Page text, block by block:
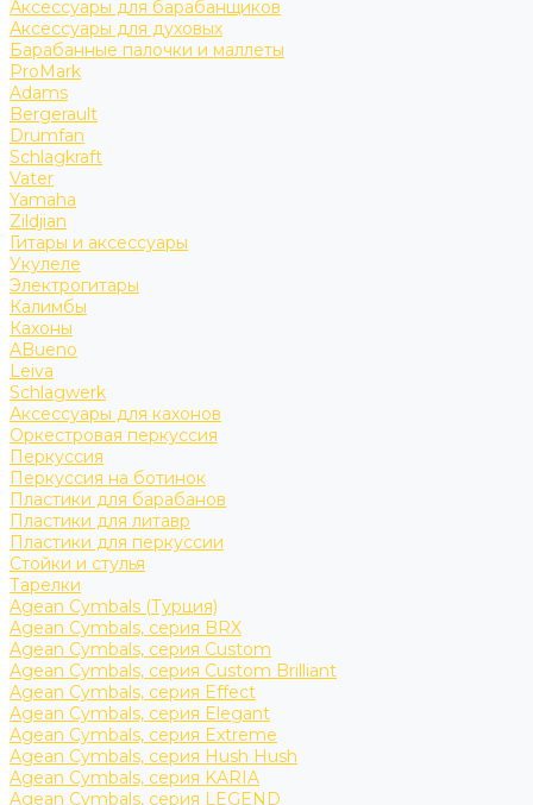
Аксессуары для барабанщиков
Аксессуары для духовых
Барабанные палочки и маллеты
ProMark
Adams
Bergerault
Drumfan
Schlagkraft
Vater
Yamaha
Zildjian
Гитары и аксессуары
Укулеле
Электрогитары
Калимбы
Кахоны
ABueno
Leiva
Schlagwerk
Аксессуары для кахонов
Оркестровая перкуссия
Перкуссия
Перкуссия на ботинок
Пластики для барабанов
Пластики для литавр
Пластики для перкуссии
Стойки и стулья
Тарелки
Agean Cymbals (Турция)
Agean Cymbals, серия BRX
Agean Cymbals, серия Custom
Agean Cymbals, серия Custom Brilliant
Agean Cymbals, серия Effect
Agean Cymbals, серия Elegant
Agean Cymbals, серия Extreme
Agean Cymbals, серия Hush Hush
Agean Cymbals, серия KARIA
Agean Cymbals, серия LEGEND